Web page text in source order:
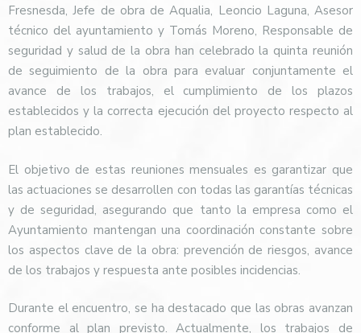
Fresnesda, Jefe de obra de Aqualia, Leoncio Laguna, Asesor
técnico del ayuntamiento y Tomás Moreno, Responsable de
seguridad y salud de la obra han celebrado la quinta reunión
de seguimiento de la obra para evaluar conjuntamente el
avance de los trabajos, el cumplimiento de los plazos
establecidos y la correcta ejecución del proyecto respecto al
plan establecido.
El objetivo de estas reuniones mensuales es garantizar que
las actuaciones se desarrollen con todas las garantías técnicas
y de seguridad, asegurando que tanto la empresa como el
Ayuntamiento mantengan una coordinación constante sobre
los aspectos clave de la obra: prevención de riesgos, avance
de los trabajos y respuesta ante posibles incidencias.
Durante el encuentro, se ha destacado que las obras avanzan
conforme al plan previsto. Actualmente, los trabajos de